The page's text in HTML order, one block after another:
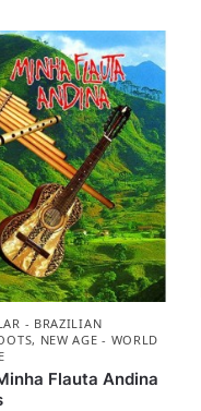
- BRAZILIAN
, NEW AGE - WORLD
Flauta Andina